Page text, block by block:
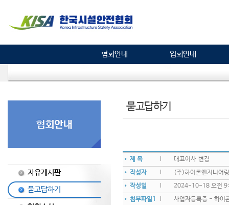
협회안내 입회안내
자유게시판
묻고답하기
묻고답하기
• 제 목
대표이사 변경
• 작성자
(주)하이콘엔지니어링
• 작성일
2024-10-18 오전
• 첨부파일1
사업자등록증 - 하이